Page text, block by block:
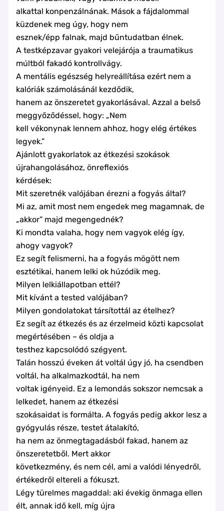
alkattal konpenzálnának. Mások a fájdalommal
küzdenek meg úgy, hogy nem
esznek/épp falnak, majd bűntudatban élnek.
A testképzavar gyakori velejárója a traumatikus
múltból fakadó kontrollvágy.
A mentális egészség helyreállítása ezért nem a
kalóriák számolásánál kezdődik,
hanem az önszeretet gyakorlásával. Azzal a belső
meggyőződéssel, hogy: „Nem
kell vékonynak lennem ahhoz, hogy elég értékes
legyek.”
Ajánlott gyakorlatok az étkezési szokások
újrahangolásához, önreflexiós
kérdések:
Mit szeretnék valójában érezni a fogyás által?
Mi az, amit most nem engedek meg magamnak, de
„akkor” majd megengednék?
Ki mondta valaha, hogy nem vagyok elég így,
ahogy vagyok?
Ez segít felismerni, ha a fogyás mögött nem
esztétikai, hanem lelki ok húzódik meg.
Milyen lelkiállapotban ettél?
Mit kívánt a tested valójában?
Milyen gondolatokat társítottál az ételhez?
Ez segít az étkezés és az érzelmeid közti kapcsolat
megértésében – és oldja a
testhez kapcsolódó szégyent.
Talán hosszú éveken át voltál úgy jó, ha csendben
voltál, ha alkalmazkodtál, ha nem
voltak igényeid. Ez a lemondás sokszor nemcsak a
lelkedet, hanem az étkezési
szokásaidat is formálta. A fogyás pedig akkor lesz a
gyógyulás része, testet átalakító,
ha nem az önmegtagadásból fakad, hanem az
önszeretetből. Mert akkor
következmény, és nem cél, ami a valódi lényedről,
értékedről eltereli a fókuszt.
Légy türelmes magaddal: aki évekig önmaga ellen
élt, annak idő kell, míg újra